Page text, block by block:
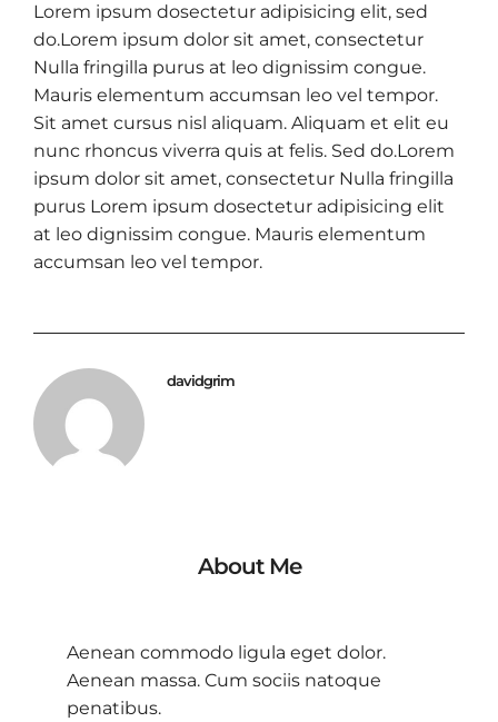
Lorem ipsum dosectetur adipisicing elit, sed
do.Lorem ipsum dolor sit amet, consectetur
Nulla fringilla purus at leo dignissim congue.
Mauris elementum accumsan leo vel tempor.
Sit amet cursus nisl aliquam. Aliquam et elit eu
nunc rhoncus viverra quis at felis. Sed do.Lorem
ipsum dolor sit amet, consectetur Nulla fringilla
purus Lorem ipsum dosectetur adipisicing elit
at leo dignissim congue. Mauris elementum
accumsan leo vel tempor.
davidgrim
About Me
Aenean commodo ligula eget dolor.
Aenean massa. Cum sociis natoque
penatibus.